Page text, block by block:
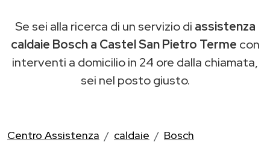
Se sei alla ricerca di un servizio di assistenza
caldaie Bosch a Castel San Pietro Terme con
interventi a domicilio in 24 ore dalla chiamata,
sei nel posto giusto.
Centro Assistenza caldaie
Bosch